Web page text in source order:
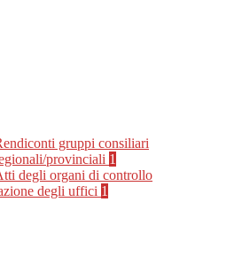
gruppi consiliari
provinciali 1
degli organi di controllo
degli uffici 1